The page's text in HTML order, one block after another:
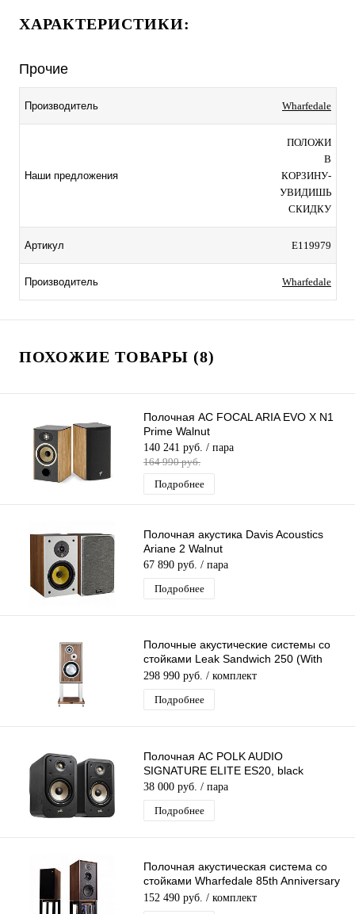
ХАРАКТЕРИСТИКИ:
Прочие
Производитель Wharfedale
Наши предложения
ПОЛОЖИ
В
КОРЗИНУ-
УВИДИШЬ
СКИДКУ
Артикул E119979
Производитель Wharfedale
ПОХОЖИЕ ТОВАРЫ (8)
Полочная АС FOCAL ARIA EVO X N1
Prime Walnut
140 241 руб. / пара
164 990 руб.
Подробнее
Полочная акустика Davis Acoustics
Ariane 2 Walnut
67 890 руб. / пара
Подробнее
Полочные акустические системы со
стойками Leak Sandwich 250 (With
Stand) Цвет: Орех [PIANO WALNUT]
298 990 руб. / комплект
Подробнее
Полочная АС POLK AUDIO
SIGNATURE ELITE ES20, black
38 000 руб. / пара
Подробнее
Полочная акустическая система со
стойками Wharfedale 85th Anniversary
Linton Antique Walnut
152 490 руб. / комплект